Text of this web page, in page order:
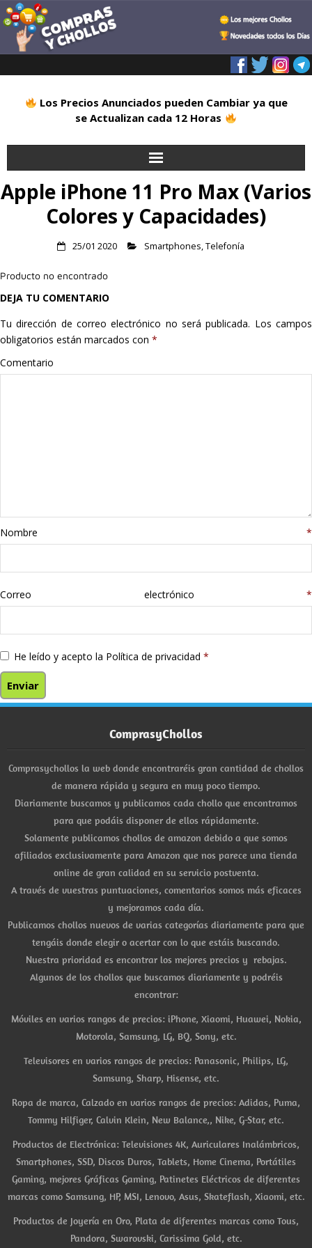
Los Precios Anunciados pueden Cambiar ya que
se Actualizan cada 12 Horas
Inicio
Alimentación
Deportes
Hogar
Informática
Stanley
libros
Apple iPhone 11 Pro Max (Varios
Colores y Capacidades)
25/01 2020 Smartphones,Telefonía
Producto no encontrado
DEJA TU COMENTARIO
Tu dirección de correo electrónico no será publicada. Los campos
obligatorios están marcados con *
Comentario
Nombre *
Correo electrónico *
He leído y acepto la Política de privacidad *
ComprasyChollos
Comprasychollos la web donde encontraréis gran cantidad de chollos
de manera rápida y segura en muy poco tiempo.
Diariamente buscamos y publicamos cada chollo que encontramos
para que podáis disponer de ellos rápidamente.
Solamente publicamos chollos de amazon debido a que somos
afiliados exclusivamente para Amazon que nos parece una tienda
online de gran calidad en su servicio postventa.
A través de vuestras puntuaciones, comentarios somos más eficaces
y mejoramos cada día.
Publicamos chollos nuevos de varias categorías diariamente para que
tengáis donde elegir o acertar con lo que estáis buscando.
Nuestra prioridad es encontrar los mejores precios y rebajas.
Algunos de los chollos que buscamos diariamente y podréis
encontrar:
Móviles en varios rangos de precios: iPhone, Xiaomi, Huawei, Nokia,
Motorola, Samsung, LG, BQ, Sony, etc.
Televisores en varios rangos de precios: Panasonic, Philips, LG,
Samsung, Sharp, Hisense, etc.
Ropa de marca, Calzado en varios rangos de precios: Adidas, Puma,
Tommy Hilfiger, Calvin Klein, New Balance,, Nike, G-Star, etc.
Productos de Electrónica: Televisiones 4K, Auriculares Inalámbricos,
Smartphones, SSD, Discos Duros, Tablets, Home Cinema, Portátiles
Gaming, mejores Gráficas Gaming, Patinetes Eléctricos de diferentes
marcas como Samsung, HP, MSI, Lenovo, Asus, Skateflash, Xiaomi, etc.
Productos de Joyería en Oro, Plata de diferentes marcas como Tous,
Pandora, Swarovski, Carissima Gold, etc.